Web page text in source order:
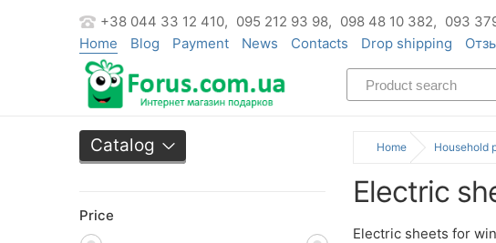
+38 044 33 12 410, 095 212 93 98, 098 48 10 382, 093
Home
Blog Payment News Contacts Drop shipping
Catalog
Price
Home Household
Electric
Electric sheets for